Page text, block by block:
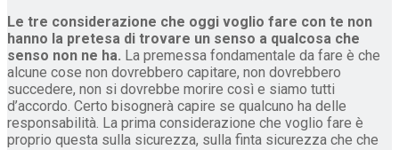
Le tre considerazione che oggi voglio fare con te non
hanno la pretesa di trovare un senso a qualcosa che
senso non ne ha. La premessa fondamentale da fare è che
alcune cose non dovrebbero capitare, non dovrebbero
succedere, non si dovrebbe morire così e siamo tutti
d’accordo. Certo bisognerà capire se qualcuno ha delle
responsabilità. La prima considerazione che voglio fare è
proprio questa sulla sicurezza, sulla finta sicurezza che che